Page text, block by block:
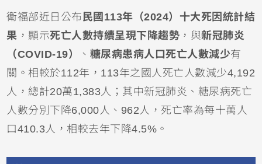
衛福部近日公布 民國113年（2024）十大死因統計結
果 ，顯示死亡人數持續呈現下降趨勢 ，與新冠肺炎
（COVID-19）
、 糖尿病患病人口死亡人數減少有
關。相較於112年，113年之國人死亡人數減少4,192
人，總計20萬1,383人；其中新冠肺炎、糖尿病死亡
人數分別下降6,000人、962人，死亡率為每十萬人
口410.3人，相較去年下降4.5%。